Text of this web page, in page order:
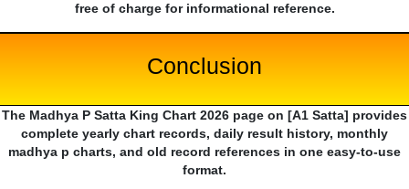
free of charge for informational reference.
Conclusion
The Madhya P Satta King Chart 2026 page on [A1 Satta] provides
complete yearly chart records, daily result history, monthly
madhya p charts, and old record references in one easy-to-use
format.